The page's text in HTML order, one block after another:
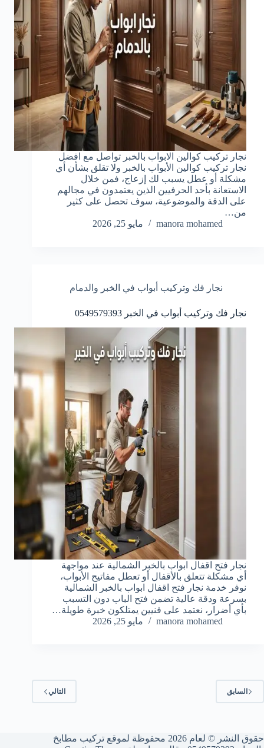
نجار تركيب كوالين الابواب بالخبر تواصل مع افضل
نجار تركيب كوالين الأبواب بالخبر ولا تقلق بشأن أي
مشكلة أو عطل يسبب لك إزعاج، فمن خلال
الاستعانة بأحد الحرفيين الذين يعتمدون في مجالهم
على الدقة والموضوعية، سوف تحصل على كثير
من…
manora mohamed
مايو 25, 2026
نجار فك وتركيب أبواب في الخبر والدمام
نجار فك وتركيب أبواب في الخبر 0549579393
نجار فتح اقفال ابواب بالخبر الشمالية عند مواجهة
أي مشكلة تتعلق بالأقفال أو تعطل مفاتيح الأبواب،
نوفر خدمة نجار فتح اقفال ابواب بالخبر الشمالية
بسرعة ودقة عالية تضمن فتح الباب دون التسبب
بأي أضرار، نعتمد على فنيين يمتلكون خبرة طويلة…
manora mohamed
مايو 25, 2026
السابق التالي
حقوق النشر © لعام 2026 محفوظة لموقع تركيب مطابخ